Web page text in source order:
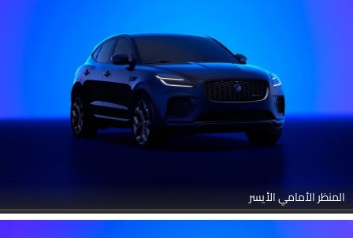
المنظر الأمامي الأيسر